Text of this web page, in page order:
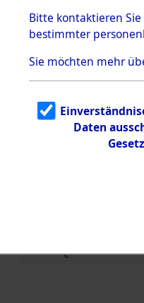
5.3.1 Alliierte
Erhebungen
zu
Todesmärsch
en
5.3.2
g
5.3.3
Todesmärsch
e
Bitte kontaktieren
bestimmter
Sie möchten mehr
Daten